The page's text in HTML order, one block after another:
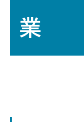
業